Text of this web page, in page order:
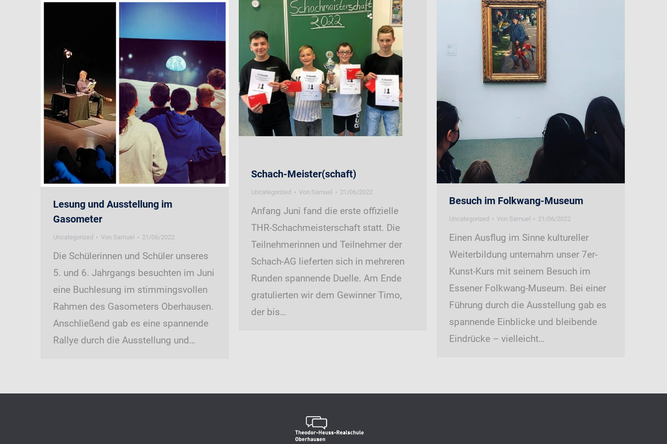
Lesung und Ausstellung im
Gasometer
Uncategorized Von Samuel 21/06/2022
Die Schülerinnen und Schüler unseres
5. und 6. Jahrgangs besuchten im Juni
eine Buchlesung im stimmingsvollen
Rahmen des Gasometers Oberhausen.
Anschließend gab es eine spannende
Rallye durch die Ausstellung und…
Schach-Meister(schaft)
Uncategorized Von Samuel 21/06/2022
Anfang Juni fand die erste offizielle
THR-Schachmeisterschaft statt. Die
Teilnehmerinnen und Teilnehmer der
Schach-AG lieferten sich in mehreren
Runden spannende Duelle. Am Ende
gratulierten wir dem Gewinner Timo,
der bis…
Besuch im Folkwang-Museum
Uncategorized Von Samuel 21/06/2022
Einen Ausflug im Sinne kultureller
Weiterbildung unternahm unser 7er-
Kunst-Kurs mit seinem Besuch im
Essener Folkwang-Museum. Bei einer
Führung durch die Ausstellung gab es
spannende Einblicke und bleibende
Eindrücke – vielleicht…